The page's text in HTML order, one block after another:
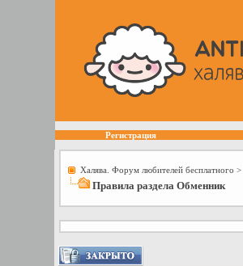
Регистрация
Халява. Форум любителей бесплатного >
Правила раздела Обменник